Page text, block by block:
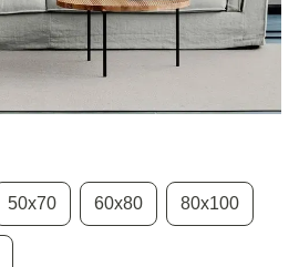
50х70 60х80 80х100